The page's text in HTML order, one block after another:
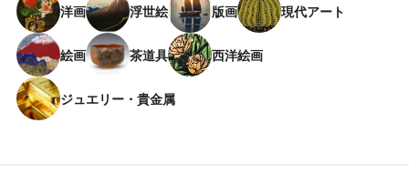
洋画 浮世絵 版画 現代アート
絵画 茶道具 西洋絵画
ジュエリー・貴金属